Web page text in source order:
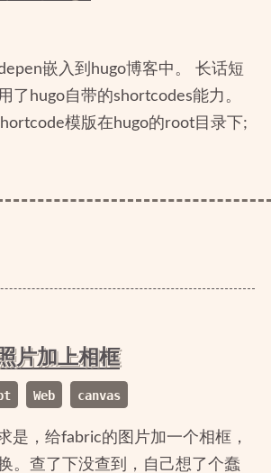
嵌入到hugo博客中。 长话短
了hugo自带的shortcodes能力。
模版在hugo的root目录下;
片加上相框
Web canvas
是，给fabric的图片加一个相框，
。查了下没查到，自己想了个蠢